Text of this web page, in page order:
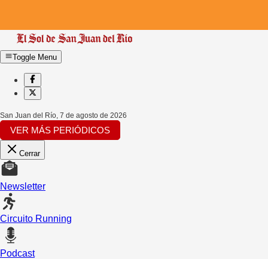
Toggle Menu
San Juan del Río, 7 de agosto de 2026
VER MÁS PERIÓDICOS
Cerrar
Newsletter
Circuito Running
Podcast